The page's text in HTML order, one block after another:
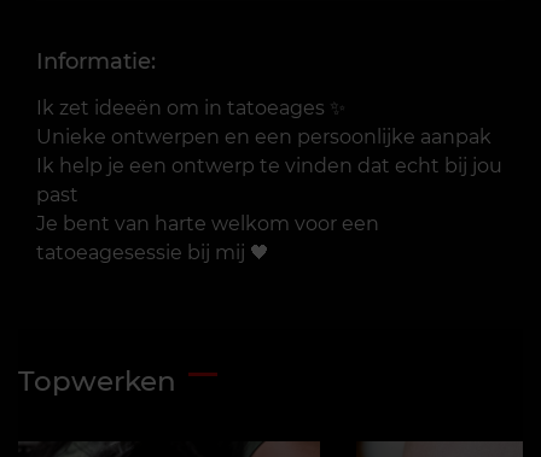
Informatie:
Ik zet ideeën om in tatoeages ✨
Unieke ontwerpen en een persoonlijke aanpak
Ik help je een ontwerp te vinden dat echt bij jou
past
Je bent van harte welkom voor een
tatoeagesessie bij mij 🖤
Topwerken